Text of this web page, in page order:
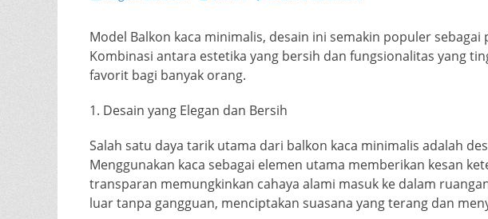
Model Balkon kaca minimalis, desain ini semakin populer
Kombinasi antara estetika yang bersih dan fungsionalitas yang
favorit bagi banyak orang.
1. Desain yang Elegan dan Bersih
Salah satu daya tarik utama dari balkon kaca minimalis adalah
Menggunakan kaca sebagai elemen utama memberikan kesan
transparan memungkinkan cahaya alami masuk ke dalam
luar tanpa gangguan, menciptakan suasana yang terang dan